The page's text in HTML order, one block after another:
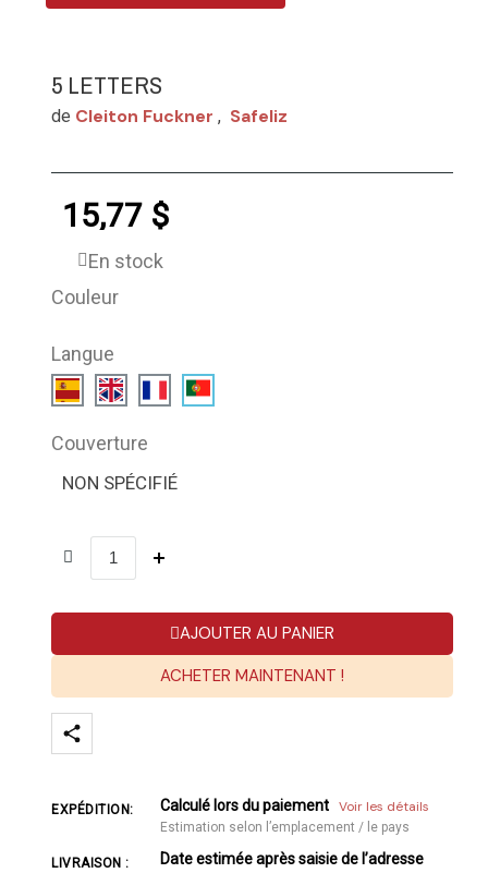
5 LETTERS
de Cleiton Fuckner , Safeliz
15,77 $
En stock
Couleur
Langue
Couverture
NON SPÉCIFIÉ
AJOUTER AU PANIER
ACHETER MAINTENANT !
EXPÉDITION: Calculé lors du paiement Voir les détails
Estimation selon l’emplacement / le pays
LIVRAISON : Date estimée après saisie de l’adresse